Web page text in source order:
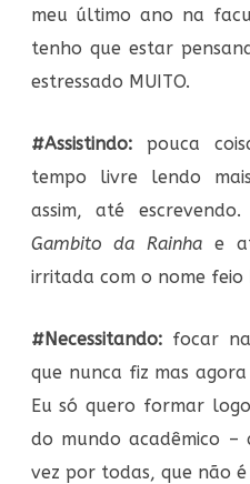
meu último ano na
tenho que estar
estressado MUITO.
#Assistindo:pouca
tempo livre lendo
assim, até
Gambito da Rainha e
irritada com o nome feio
#Necessitando:focar na
que nunca fiz mas
Eu só quero formar
do mundo acadêmico –
vez por todas, que não